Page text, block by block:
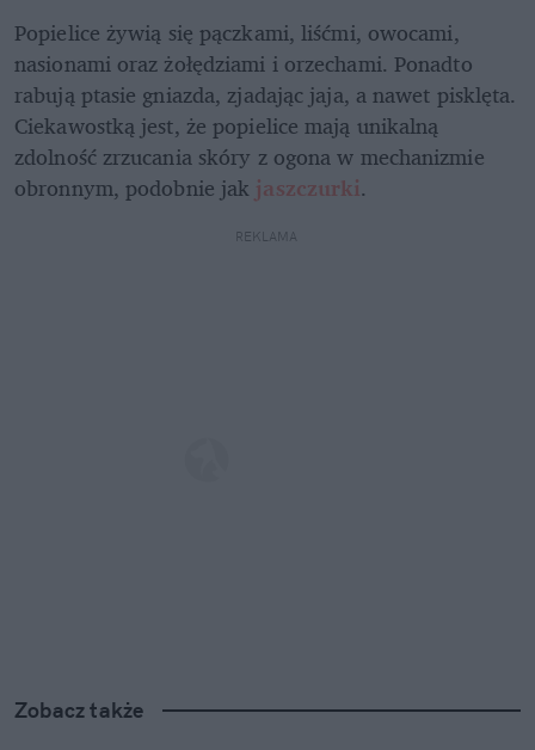
Popielice żywią się pączkami, liśćmi, owocami,
nasionami oraz żołędziami i orzechami. Ponadto
rabują ptasie gniazda, zjadając jaja, a nawet pisklęta.
Ciekawostką jest, że popielice mają unikalną
zdolność zrzucania skóry z ogona w mechanizmie
obronnym, podobnie jak jaszczurki.
REKLAMA
Zobacz także